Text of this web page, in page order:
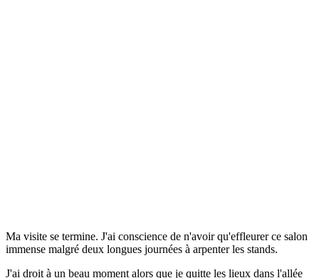
Ma visite se termine. J'ai conscience de n'avoir qu'effleurer ce salon
immense malgré deux longues journées à arpenter les stands.
J'ai droit à un beau moment alors que je quitte les lieux dans l'allée